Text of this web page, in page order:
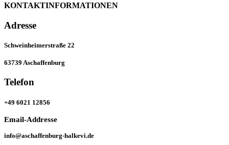
KONTAKTINFORMATIONEN
Adresse
Schweinheimerstraße 22
63739 Aschaffenburg
Telefon
+49 6021 12856
Email-Addresse
info@aschaffenburg-halkevi.de